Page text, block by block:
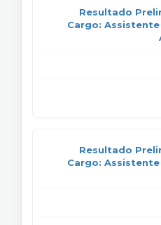
Resultado
Cargo:
Resultado
Cargo: